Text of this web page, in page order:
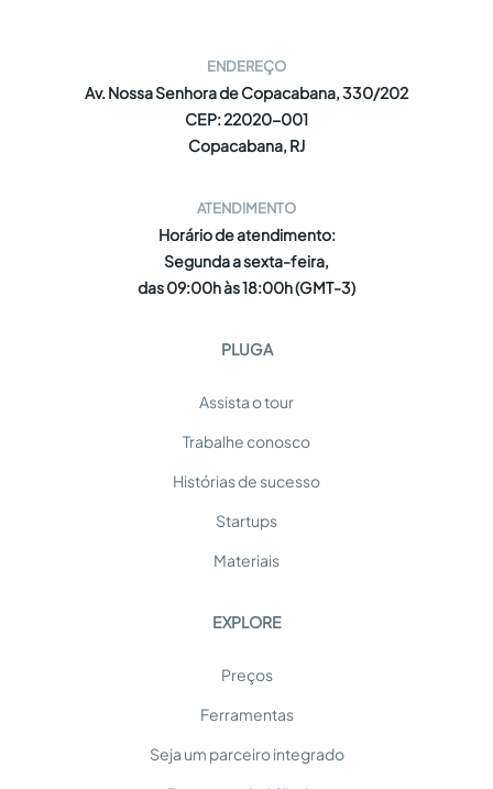
ENDEREÇO
Av. Nossa Senhora de Copacabana, 330/202
CEP: 22020-001
Copacabana, RJ
ATENDIMENTO
Horário de atendimento:
Segunda a sexta-feira,
das 09:00h às 18:00h (GMT-3)
PLUGA
Assista o tour
Trabalhe conosco
Histórias de sucesso
Startups
Materiais
EXPLORE
Preços
Ferramentas
Seja um parceiro integrado